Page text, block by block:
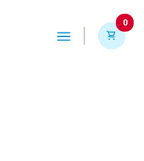
shopping_cart
0